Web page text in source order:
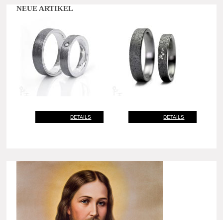
NEUE ARTIKEL
DETAILS DETAILS